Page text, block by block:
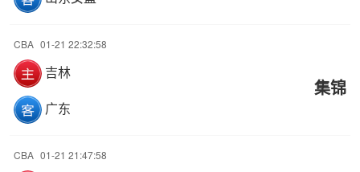
CBA 01-21 22:32:58
吉林
广东
集锦
CBA 01-21 21:47:58